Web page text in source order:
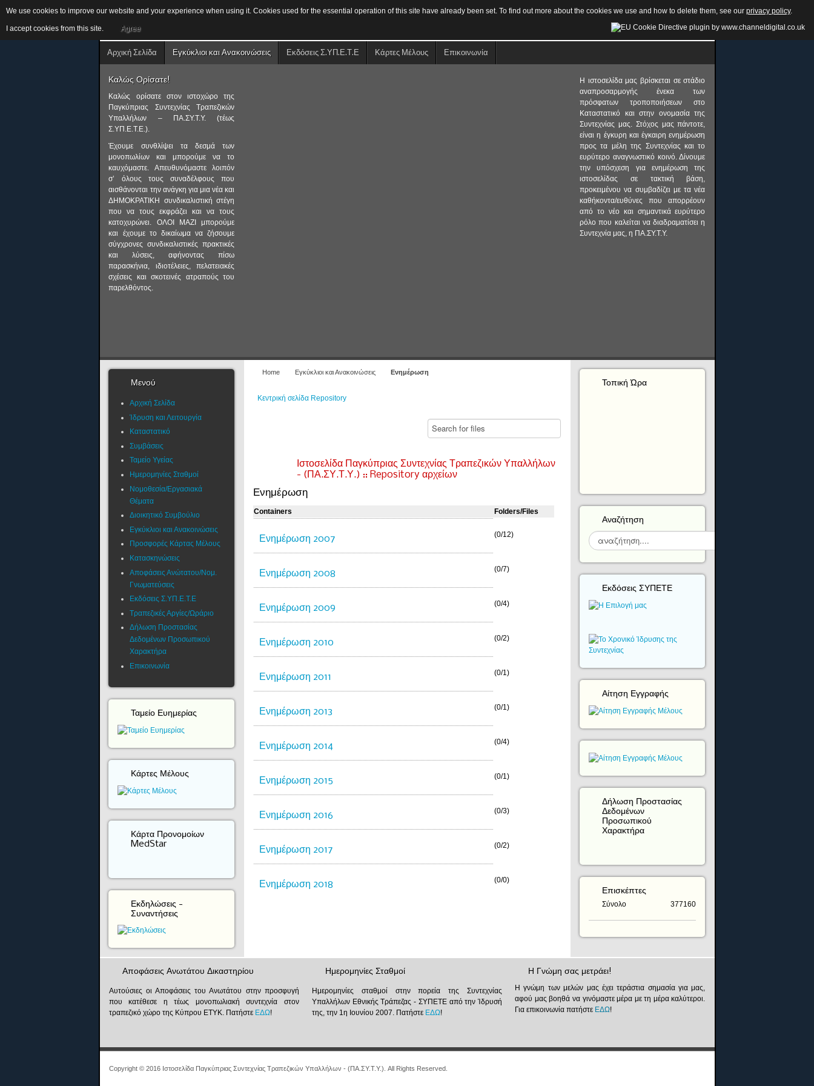
Αρχική Σελίδα Εγκύκλιοι και Ανακοινώσεις Εκδόσεις Σ.ΥΠ.Ε.Τ.Ε Κάρτες Μέλους Επικοινωνία
Καλώς Ορίσατε!
Καλώς ορίσατε στον ιστοχώρο της
Παγκύπριας Συντεχνίας Τραπεζικών
Υπαλλήλων – ΠΑ.ΣΥ.Τ.Υ. (τέως
Σ.ΥΠ.Ε.Τ.Ε.).
Έχουμε συνθλίψει τα δεσμά των
μονοπωλίων και μπορούμε να το
καυχόμαστε. Απευθυνόμαστε λοιπόν
σ’ όλους τους συναδέλφους που
αισθάνονται την ανάγκη για μια νέα και
ΔΗΜΟΚΡΑΤΙΚΗ συνδικαλιστική στέγη
που να τους εκφράζει και να τους
κατοχυρώνει. ΟΛΟΙ ΜΑΖΙ μπορούμε
και έχουμε το δικαίωμα να ζήσουμε
σύγχρονες συνδικαλιστικές πρακτικές
και λύσεις, αφήνοντας πίσω
παρασκήνια, ιδιοτέλειες, πελατειακές
σχέσεις και σκοτεινές ατραπούς του
παρελθόντος.
Η ιστοσελίδα μας βρίσκεται σε στάδιο
αναπροσαρμογής ένεκα των
πρόσφατων τροποποιήσεων στο
Καταστατικό και στην ονομασία της
Συντεχνίας μας. Στόχος μας πάντοτε,
είναι η έγκυρη και έγκαιρη ενημέρωση
προς τα μέλη της Συντεχνίας και το
ευρύτερο αναγνωστικό κοινό. Δίνουμε
την υπόσχεση για ενημέρωση της
ιστοσελίδας σε τακτική βάση,
προκειμένου να συμβαδίζει με τα νέα
καθήκοντα/ευθύνες που απορρέουν
από το νέο και σημαντικά ευρύτερο
ρόλο που καλείται να διαδραματίσει η
Συντεχνία μας, η ΠΑ.ΣΥ.Τ.Υ.
Home Εγκύκλιοι και Ανακοινώσεις Ενημέρωση
Κεντρική σελίδα Repository
Ιστοσελίδα Παγκύπριας Συντεχνίας Τραπεζικών Υπαλλήλων
- (ΠΑ.ΣΥ.Τ.Υ.) :: Repository αρχείων
Ενημέρωση
Containers Folders/Files
Ενημέρωση 2007 (0/12)
Ενημέρωση 2008 (0/7)
Ενημέρωση 2009 (0/4)
Ενημέρωση 2010 (0/2)
Ενημέρωση 2011 (0/1)
Ενημέρωση 2013 (0/1)
Ενημέρωση 2014 (0/4)
Ενημέρωση 2015 (0/1)
Ενημέρωση 2016 (0/3)
Ενημέρωση 2017 (0/2)
Ενημέρωση 2018 (0/0)
Μενού
Αρχική Σελίδα
Ίδρυση και Λειτουργία
Καταστατικό
Συμβάσεις
Ταμείο Υγείας
Ημερομηνίες Σταθμοί
Νομοθεσία/Εργασιακά
Θέματα
Διοικητικό Συμβούλιο
Εγκύκλιοι και Ανακοινώσεις
Προσφορές Κάρτας Μέλους
Κατασκηνώσεις
Αποφάσεις Ανώτατου/Νομ.
Γνωματεύσεις
Εκδόσεις Σ.ΥΠ.Ε.Τ.Ε
Τραπεζικές Αργίες/Ωράριο
Δήλωση Προστασίας
Δεδομένων Προσωπικού
Χαρακτήρα
Επικοινωνία
Ταμείο Ευημερίας
Κάρτες Μέλους
Κάρτα Προνομοίων
MedStar
Εκδηλώσεις -
Συναντήσεις
Τοπική Ώρα
Αναζήτηση
Αναζήτηση...
Εκδόσεις ΣΥΠΕΤΕ
Αίτηση Εγγραφής
Δήλωση Προστασίας
Δεδομένων
Προσωπικού
Χαρακτήρα
Επισκέπτες
Σύνολο 377160
Αποφάσεις Ανωτάτου Δικαστηρίου
Αυτούσιες οι Αποφάσεις του Ανωτάτου στην προσφυγή
που κατέθεσε η τέως μονοπωλιακή συντεχνία στον
τραπεζικό χώρο της Κύπρου ΕΤΥΚ. Πατήστε ΕΔΩ!
Ημερομηνίες Σταθμοί
Ημερομηνίες σταθμοί στην πορεία της Συντεχνίας
Υπαλλήλων Εθνικής Τράπεζας - ΣΥΠΕΤΕ από την Ίδρυσή
της, την 1η Ιουνίου 2007. Πατήστε ΕΔΩ!
Η Γνώμη σας μετράει!
Η γνώμη των μελών μας έχει τεράστια σημασία για μας,
αφού μας βοηθά να γινόμαστε μέρα με τη μέρα καλύτεροι.
Για επικοινωνία πατήστε ΕΔΩ!
Copyright © 2016 Ιστοσελίδα Παγκύπριας Συντεχνίας Τραπεζικών Υπαλλήλων - (ΠΑ.ΣΥ.Τ.Υ.). All Rights Reserved.
We use cookies to improve our website and your experience when using it. Cookies used for the essential operation of this site have already been set. To find out more about the cookies we use and how to delete them, see our privacy policy.
I accept cookies from this site. Agree